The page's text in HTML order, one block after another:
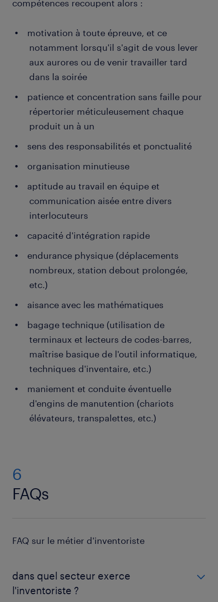
compétences recoupent alors :
motivation à toute épreuve, et ce
notamment lorsqu'il s'agit de vous lever
aux aurores ou de venir travailler tard
dans la soirée
patience et concentration sans faille pour
répertorier méticuleusement chaque
produit un à un
sens des responsabilités et ponctualité
organisation minutieuse
aptitude au travail en équipe et
communication aisée entre divers
interlocuteurs
capacité d'intégration rapide
endurance physique (déplacements
nombreux, station debout prolongée,
etc.)
aisance avec les mathématiques
bagage technique (utilisation de
terminaux et lecteurs de codes-barres,
maîtrise basique de l'outil informatique,
techniques d'inventaire, etc.)
maniement et conduite éventuelle
d'engins de manutention (chariots
élévateurs, transpalettes, etc.)
6
FAQs
FAQ sur le métier d'inventoriste
dans quel secteur exerce
l'inventoriste ?